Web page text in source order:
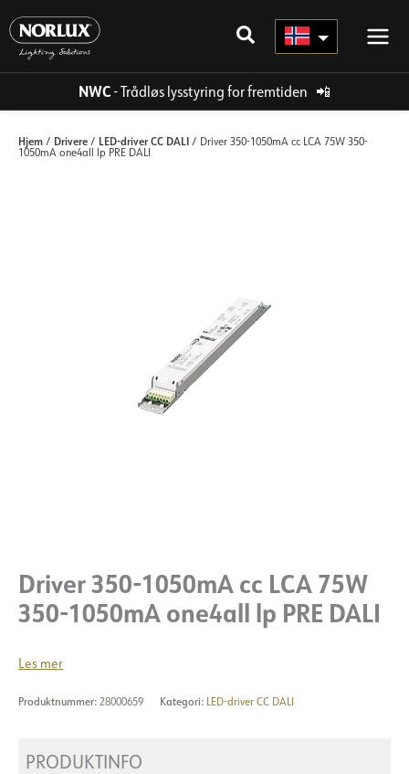
rett
innholdet
NWC- Trådløs lysstyring for fremtiden 📲
Hjem / Drivere / LED-driver CC DALI / Driver 350-1050mA cc LCA 75W 350-
1050mA one4all lp PRE DALI
Driver 350-1050mA cc LCA 75W
350-1050mA one4all lp PRE DALI
Les mer
Produktnummer: 28000659 Kategori: LED-driver CC DALI
PRODUKTINFO